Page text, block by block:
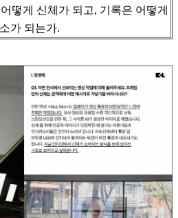
떻게 신체가 되고, 기록은 어떻게
가 되는가.